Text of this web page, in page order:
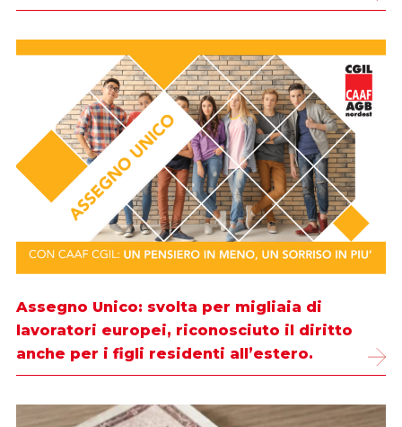
Assegno Unico: svolta per migliaia di
lavoratori europei, riconosciuto il diritto
anche per i figli residenti all’estero.